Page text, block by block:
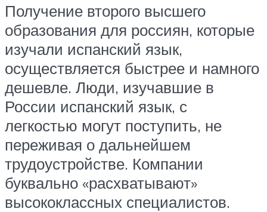
Получение второго высшего
образования для россиян, которые
изучали испанский язык,
осуществляется быстрее и намного
дешевле. Люди, изучавшие в
России испанский язык, с
легкостью могут поступить, не
переживая о дальнейшем
трудоустройстве. Компании
буквально «расхватывают»
высококлассных специалистов.